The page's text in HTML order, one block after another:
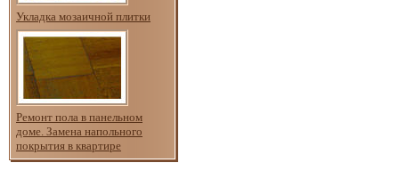
Укладка мозаичной плитки
Ремонт пола в панельном
доме. Замена напольного
покрытия в квартире